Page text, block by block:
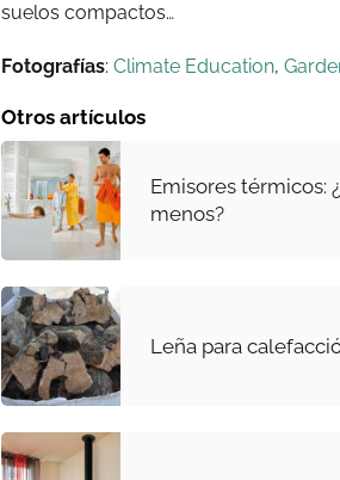
suelos compactos…
Fotografías: Climate Education,
Otros artículos
Emisores térmicos:
menos?
Leña para